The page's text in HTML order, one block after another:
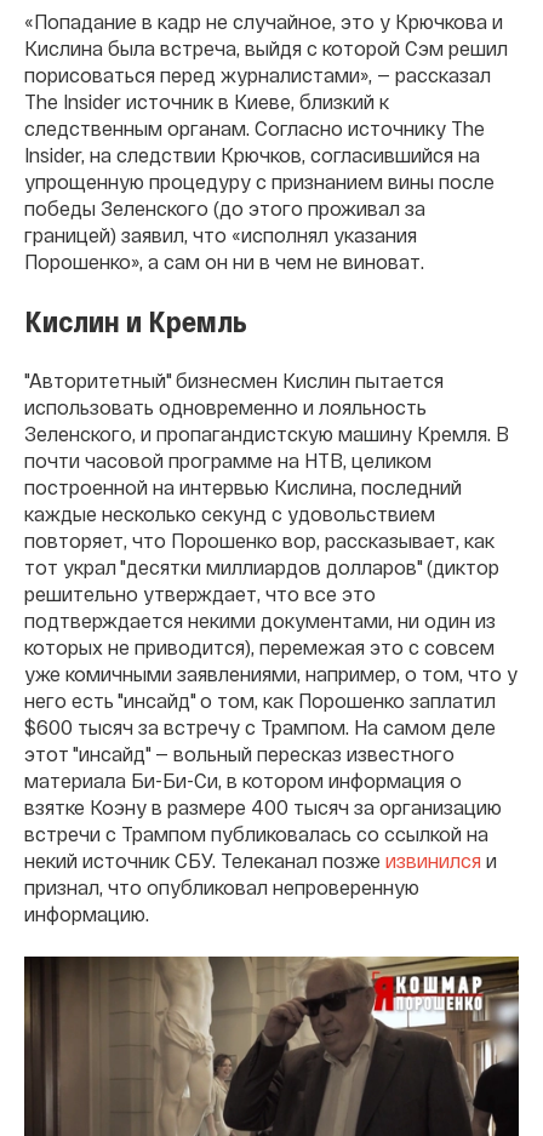
«Попадание в кадр не случайное, это у Крючкова и
Кислина была встреча, выйдя с которой Сэм решил
порисоваться перед журналистами», — рассказал
The Insider источник в Киеве, близкий к
следственным органам. Согласно источнику The
Insider, на следствии Крючков, согласившийся на
упрощенную процедуру с признанием вины после
победы Зеленского (до этого проживал за
границей) заявил, что «исполнял указания
Порошенко», а сам он ни в чем не виноват.
Кислин и Кремль
"Авторитетный" бизнесмен Кислин пытается
использовать одновременно и лояльность
Зеленского, и пропагандистскую машину Кремля. В
почти часовой программе на НТВ, целиком
построенной на интервью Кислина, последний
каждые несколько секунд с удовольствием
повторяет, что Порошенко вор, рассказывает, как
тот украл "десятки миллиардов долларов" (диктор
решительно утверждает, что все это
подтверждается некими документами, ни один из
которых не приводится), перемежая это с совсем
уже комичными заявлениями, например, о том, что у
него есть "инсайд" о том, как Порошенко заплатил
$600 тысяч за встречу с Трампом. На самом деле
этот "инсайд" — вольный пересказ известного
материала Би-Би-Си, в котором информация о
взятке Коэну в размере 400 тысяч за организацию
встречи с Трампом публиковалась со ссылкой на
некий источник СБУ. Телеканал позже извинился и
признал, что опубликовал непроверенную
информацию.